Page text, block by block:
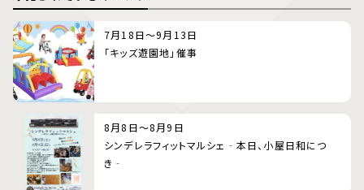
7月18日～9月13日
「キッズ遊園地」催事
8月8日～8月9日
シンデレラフィットマルシェ‐本日、小屋日和につ
き‐